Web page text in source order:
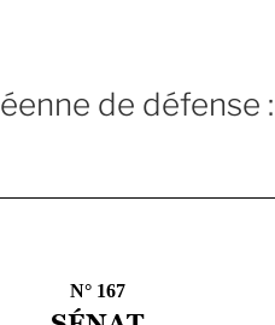
de défense